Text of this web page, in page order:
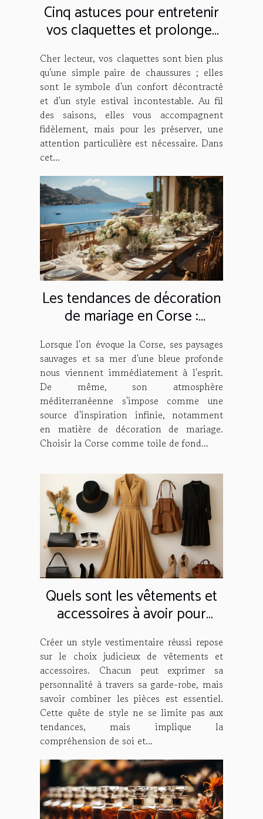
Cinq astuces pour entretenir
vos claquettes et prolonger
leur durée de vie
Cher lecteur, vos claquettes sont bien plus
qu'une simple paire de chaussures ; elles
sont le symbole d'un confort décontracté
et d'un style estival incontestable. Au fil
des saisons, elles vous accompagnent
fidèlement, mais pour les préserver, une
attention particulière est nécessaire. Dans
cet...
Les tendances de décoration
de mariage en Corse :
Comment créer une
ambiance méditerranéenne
Lorsque l'on évoque la Corse, ses paysages
sauvages et sa mer d'une bleue profonde
nous viennent immédiatement à l'esprit.
De même, son atmosphère
méditerranéenne s'impose comme une
source d'inspiration infinie, notamment
en matière de décoration de mariage.
Choisir la Corse comme toile de fond...
Quels sont les vêtements et
accessoires à avoir pour
créer un bon style simple ?
Créer un style vestimentaire réussi repose
sur le choix judicieux de vêtements et
accessoires. Chacun peut exprimer sa
personnalité à travers sa garde-robe, mais
savoir combiner les pièces est essentiel.
Cette quête de style ne se limite pas aux
tendances, mais implique la
compréhension de soi et...